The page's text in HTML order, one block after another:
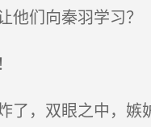
们向秦羽学习？
，双眼之中，嫉